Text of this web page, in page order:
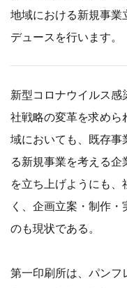
地域における新規事業
デュースを行います。
新型コロナウイルス感
社戦略の変革を求めら
域においても、既存事
る新規事業を考える
を立ち上げようにも
く、企画立案・制作
のも現状である。
第一印刷所は、パンフ